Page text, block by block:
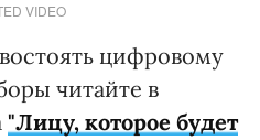
VIDEO
цифровому
читайте в
"Лицу, которое будет